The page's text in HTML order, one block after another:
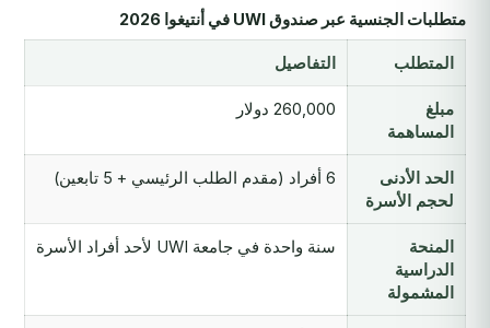
متطلبات الجنسية عبر صندوق UWI في أنتيغوا 2026
المتطلب التفاصيل
مبلغ
المساهمة
260,000 دولار
الحد الأدنى
لحجم الأسرة
6 أفراد (مقدم الطلب الرئيسي + 5 تابعين)
المنحة
الدراسية
المشمولة
سنة واحدة في جامعة UWI لأحد أفراد الأسرة